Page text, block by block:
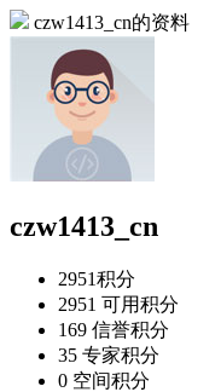
czw1413_cn的资料
czw1413_cn
2951积分
2951 可用积分
169 信誉积分
35 专家积分
0 空间积分